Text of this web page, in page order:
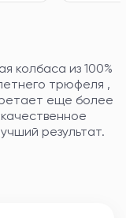
колбаса из 100%
трюфеля ,
еще более
результат.